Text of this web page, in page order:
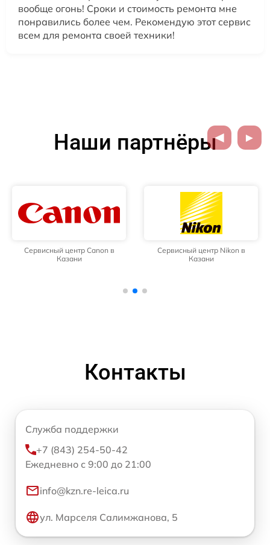
вообще огонь! Сроки и стоимость ремонта мне
понравились более чем. Рекомендую этот сервис
всем для ремонта своей техники!
Наши партнёры
Сервисный центр Canon в
Казани
Сервисный центр Nikon в
Казани
Контакты
Служба поддержки
+7 (843) 254-50-42
Ежедневно с 9:00 до 21:00
info@kzn.re-leica.ru
ул. Марселя Салимжанова, 5